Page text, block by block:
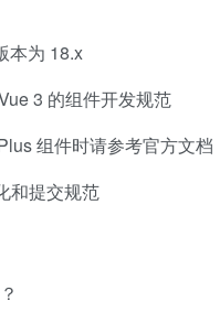
本为 18.x
3 的组件开发规范
组件时请参考官方文档
和提交规范